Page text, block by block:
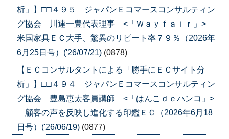
析」】□□４９５ ジャパンＥコマースコンサルティン
グ協会 川連一豊代表理事 <「Ｗａｙｆａｉｒ」>
米国家具ＥＣ大手、驚異のリピート率７９％（2026年
6月25日号）('26/07/21) (0878)
【ＥＣコンサルタントによる「勝手にＥＣサイト分
析」】□□４９４ ジャパンＥコマースコンサルティン
グ協会 豊島恵太客員講師 <「はんこｄｅハンコ」>
顧客の声を反映し進化する印鑑ＥＣ（2026年6月18
日号）('26/06/19) (0877)